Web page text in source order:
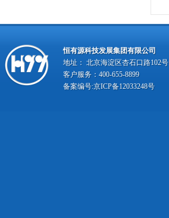
恒有源科技发展集团有限公司
地址： 北京海淀区杏石口路102号
客户服务：400-655-8899
备案编号:京ICP备12033248号